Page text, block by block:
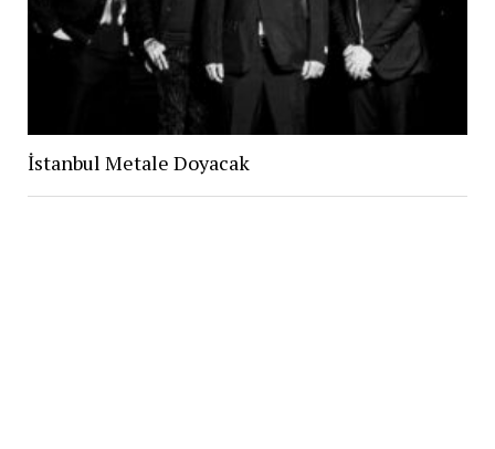
İstanbul Metale Doyacak